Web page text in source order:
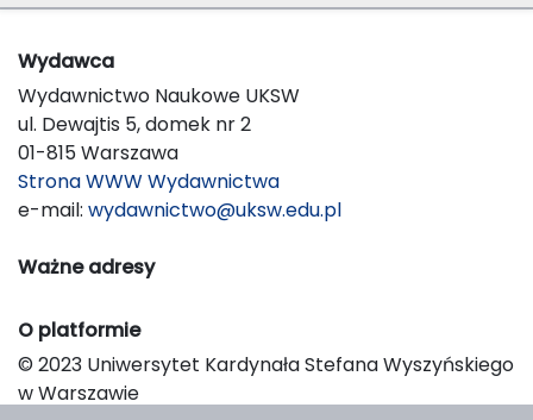
Wydawca
Wydawnictwo Naukowe UKSW
ul. Dewajtis 5, domek nr 2
01-815 Warszawa
Strona WWW Wydawnictwa
e-mail: wydawnictwo@uksw.edu.pl
Ważne adresy
O platformie
© 2023 Uniwersytet Kardynała Stefana Wyszyńskiego
w Warszawie